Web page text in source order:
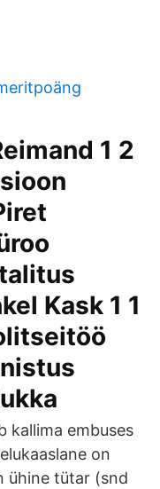
1 2
Kask 1 1
kallima embuses
on
ühine tütar (snd